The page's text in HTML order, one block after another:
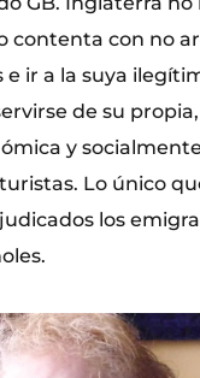
contenta con no
e ir a la suya
de su
y
Lo único
los